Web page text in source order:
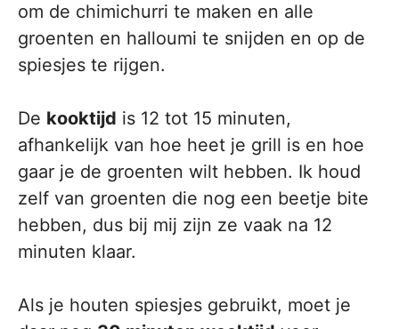
om de chimichurri te maken en alle
groenten en halloumi te snijden en op de
spiesjes te rijgen.
De kooktijd is 12 tot 15 minuten,
afhankelijk van hoe heet je grill is en hoe
gaar je de groenten wilt hebben. Ik houd
zelf van groenten die nog een beetje bite
hebben, dus bij mij zijn ze vaak na 12
minuten klaar.
Als je houten spiesjes gebruikt, moet je